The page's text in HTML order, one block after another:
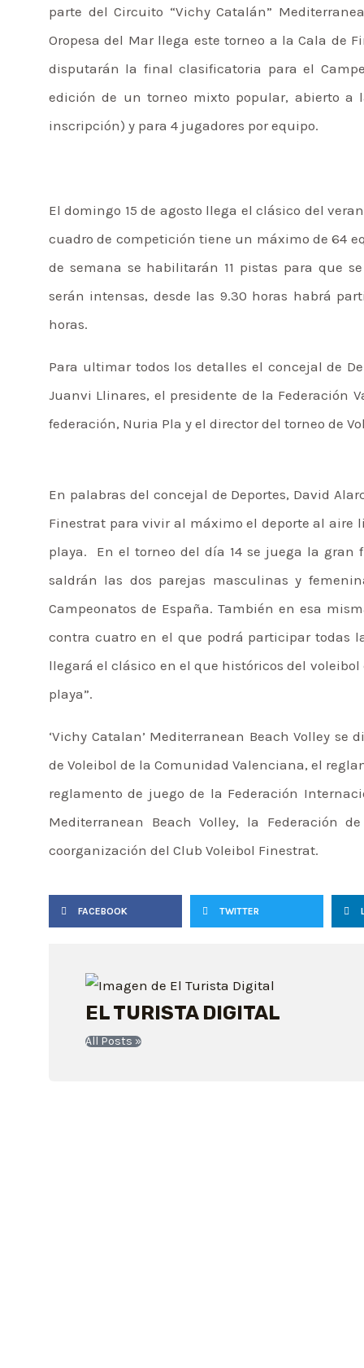
parte del Circuito “Vichy Catalán”
Oropesa del Mar llega este torneo a la Cala de
disputarán la final clasificatoria para el
edición de un torneo mixto popular, abierto a
inscripción) y para 4 jugadores por equipo.
El domingo 15 de agosto llega el clásico del
cuadro de competición tiene un máximo de 64
de semana se habilitarán 11 pistas para que
serán intensas, desde las 9.30 horas habrá
horas.
Para ultimar todos los detalles el concejal de
Juanvi Llinares, el presidente de la Federación
federación, Nuria Pla y el director del torneo de
En palabras del concejal de Deportes, David
Finestrat para vivir al máximo el deporte al aire
playa. En el torneo del día 14 se juega la gran
saldrán las dos parejas masculinas y
Campeonatos de España. También en esa
contra cuatro en el que podrá participar todas
llegará el clásico en el que históricos del
playa”.
‘Vichy Catalan’ Mediterranean Beach Volley
de Voleibol de la Comunidad Valenciana, el
reglamento de juego de la Federación
Mediterranean Beach Volley, la Federación
coorganización del Club Voleibol Finestrat.
FACEBOOK TWITTER
EL TURISTA DIGITAL
All Posts »